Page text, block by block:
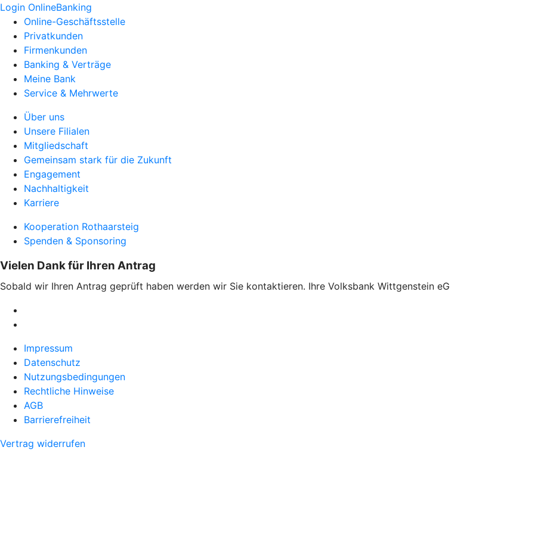
Login OnlineBanking
Online-Geschäftsstelle
Privatkunden
Firmenkunden
Banking & Verträge
Meine Bank
Service & Mehrwerte
Über uns
Unsere Filialen
Mitgliedschaft
Gemeinsam stark für die Zukunft
Engagement
Nachhaltigkeit
Karriere
Kooperation Rothaarsteig
Spenden & Sponsoring
Vielen Dank für Ihren Antrag
Sobald wir Ihren Antrag geprüft haben werden wir Sie kontaktieren. Ihre Volksbank Wittgenstein eG
Impressum
Datenschutz
Nutzungsbedingungen
Rechtliche Hinweise
AGB
Barrierefreiheit
Vertrag widerrufen